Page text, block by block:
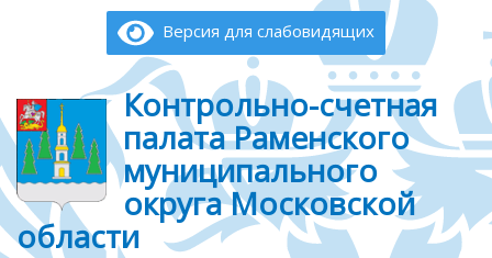
Версия для слабовидящих
Контрольно-счетная
палата Раменского
муниципального
округа Московской
области